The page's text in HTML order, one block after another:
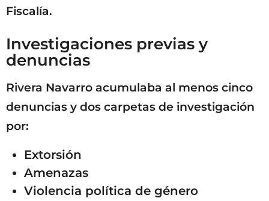
Fiscalía.
Investigaciones previas y
denuncias
Rivera Navarro acumulaba al menos cinco
denuncias y dos carpetas de investigación
por:
Extorsión
Amenazas
Violencia política de género